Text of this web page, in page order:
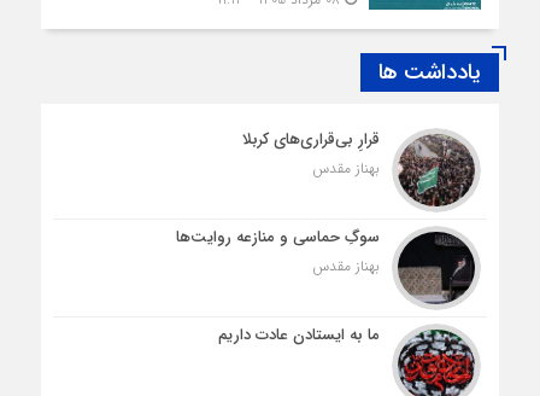
یادداشت ها
قرارِ بی‌قراری‌های کربلا
بهناز مقدس
سوگِ حماسی و منازعه روایت‌ها
بهناز مقدس
ما به ایستادن عادت داریم